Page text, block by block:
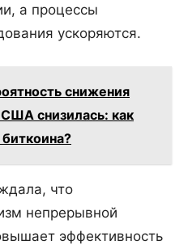
а процессы
ускоряются.
снижения
снизилась: как
что
непрерывной
эффективность